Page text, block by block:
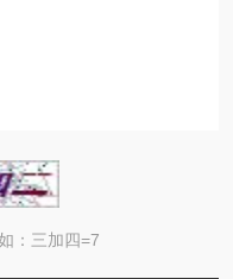
：三加四=7